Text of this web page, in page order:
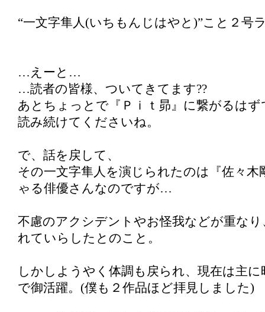
“一文字隼人(いちもんじはやと)”こと２号
…えーと…
…読者の皆様、ついてきてます??
あとちょっとで『Ｐｉｔ昴』に繋がるは
読み続けてくださいね。
で、話を戻して、
その一文字隼人を演じられたのは『佐々木
ゃる俳優さんなのですが…
不慮のアクシデントやお怪我などが重なり
れていらしたとのこと。
しかしようやく体調も戻られ、現在は主
で御活躍。(僕も２作品ほど拝見しました)